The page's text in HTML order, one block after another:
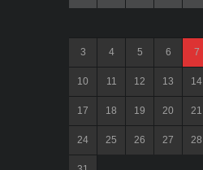
3 4 5 6 7
10 11 12 13 14
17 18 19 20 21
24 25 26 27 28